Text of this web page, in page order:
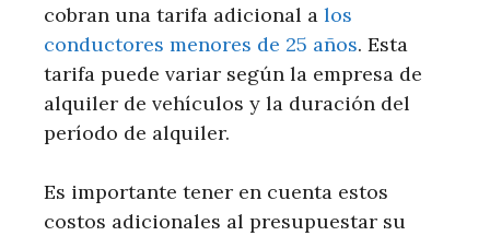
cobran una tarifa adicional a los
conductores menores de 25 años. Esta
tarifa puede variar según la empresa de
alquiler de vehículos y la duración del
período de alquiler.
Es importante tener en cuenta estos
costos adicionales al presupuestar su